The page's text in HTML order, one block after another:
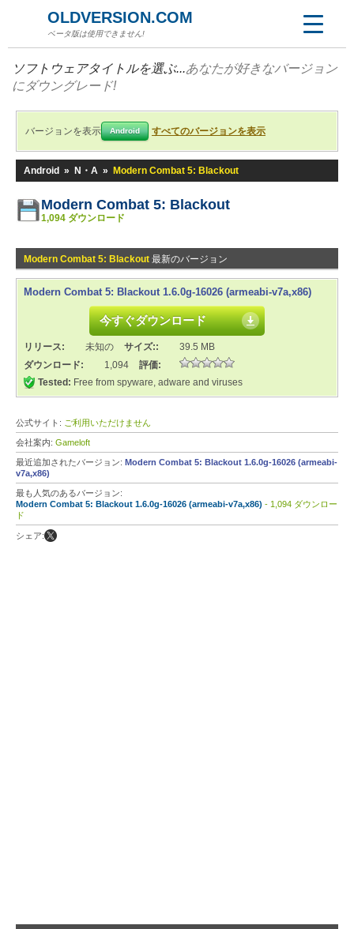
OLDVERSION.COM
ベータ版は使用できません!
ソフトウェアタイトルを選ぶ...あなたが好きなバージョン
にダウングレード!
バージョンを表示 Android すべてのバージョンを表示
Android » N・A » Modern Combat 5: Blackout
Modern Combat 5: Blackout
1,094 ダウンロード
Modern Combat 5: Blackout 最新のバージョン
Modern Combat 5: Blackout 1.6.0g-16026 (armeabi-v7a,x86)
今すぐダウンロード
リリース: 未知の サイズ::
39.5 MB
ダウンロード:
1,094
評価:
Tested: Free from spyware, adware and viruses
公式サイト: ご利用いただけません
会社案内: Gameloft
最近追加されたバージョン: Modern Combat 5: Blackout 1.6.0g-16026 (armeabi-
v7a,x86)
最も人気のあるバージョン:
Modern Combat 5: Blackout 1.6.0g-16026 (armeabi-v7a,x86) - 1,094 ダウンロー
ド
シェア: